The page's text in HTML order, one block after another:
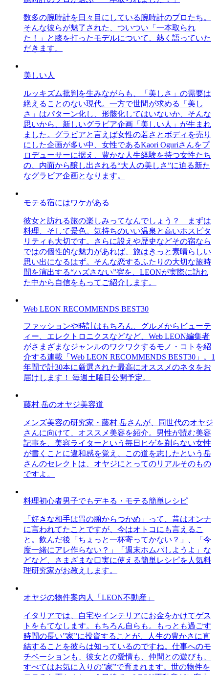
数多の腕時計を日々目にしている腕時計のプロたち。
そんな彼らが魅了された、ついつい「一本取られ
た！」と膝を打ったモデルについて、熱く語っていた
だきます。
美しい人
ルッキズム批判を生みながらも、「美しさ」の需要は
絶えることのない現代。一方で世間が求める「美し
さ」はパターン化し、形骸化してはいないか、そんな
思いから、新しいグラビア企画「美しい人」が生まれ
ました。グラビアと言えば女性の若さとボディを売り
にした企画が多い中、女性であるKaori Oguriさんをプ
ロデューサーに据え、豊かな人生経験を持つ女性たち
の、内面から醸し出される“大人の美しさ”に迫る新た
なグラビア企画となります。
モテる宿にはワケがある
彼女と訪れる旅の楽しみってなんでしょう？ まずは
料理、そして景色。気持ちのいい温泉と高いホスピタ
リティも大切です。さらに設えや歴史などその宿なら
ではの個性的な魅力があれば、旅はきっと素晴らしい
思い出になるはず。そんな恋するふたりの大切な旅時
間を演出する“ハズさない”宿を、LEONが実際に訪れ
た中から自信をもってご紹介します。
Web LEON RECOMMENDS BEST30
ファッションや時計はもちろん、グルメからビューテ
ィー、エレクトロニクスなどなど、Web LEON編集者
がさまざまなジャンルのワクワクするモノ・コトを紹
介する連載「Web LEON RECOMMENDS BEST30」。1
年間で計30本に厳選された最高にオススメのネタをお
届けします！ 毎週土曜日公開予定。
藤村 岳のオヤジ美容道
メンズ美容の研究家・藤村 岳さんが、同世代のオヤジ
さんに向けて、オススメ美容を紹介。男性が読む美容
記事を、美容ライターという毎日ヒゲを剃らない女性
が書くことに違和感を覚え、この道を志したという岳
さんのセレクトは、オヤジにとってのリアルそのもの
ですよ。
料理初心者男子でもデキる・モテる簡単レシピ
「好きな相手は胃の腑からつかめ」って、昔はオンナ
に言われてたことですが、今はオトコにも言えるこ
と。飲んだ後「ちょっと一杯寄ってかない？」、「今
度一緒にアレ作らない？」「週末ホムパしようよ」な
どなど、さまざまな口実に使える簡単レシピを人気料
理研究家がお教えします。
オヤジの物件案内人「LEON不動産」
イタリアでは、自宅やインテリアにお金をかけてゲス
トをもてなします。もちろん自らも。もっとも過ごす
時間の長い”家”に投資することが、人生の豊かさに直
結することを彼らは知っているのですね。仕事へのモ
チベーションも、彼女との愛情も、仲間との遊びも、
すべてはお気に入りの”家”で育まれます。世の物件を